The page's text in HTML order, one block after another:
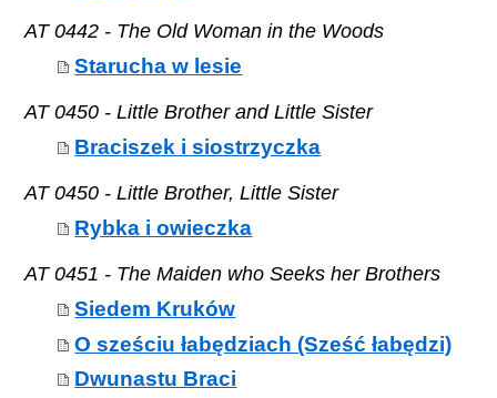
AT 0442 - The Old Woman in the Woods
Starucha w lesie
AT 0450 - Little Brother and Little Sister
Braciszek i siostrzyczka
AT 0450 - Little Brother, Little Sister
Rybka i owieczka
AT 0451 - The Maiden who Seeks her Brothers
Siedem Kruków
O sześciu łabędziach (Sześć łabędzi)
Dwunastu Braci